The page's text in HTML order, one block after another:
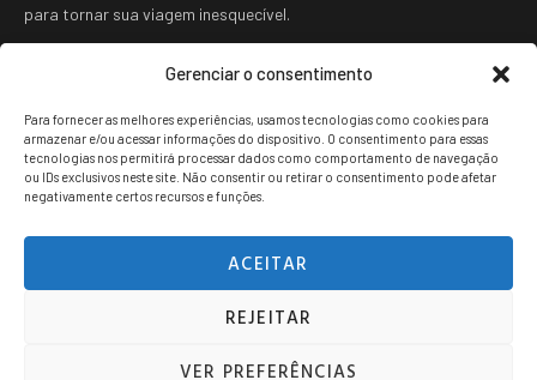
Gerenciar o consentimento
Para fornecer as melhores experiências, usamos tecnologias como cookies para
armazenar e/ou acessar informações do dispositivo. O consentimento para essas
tecnologias nos permitirá processar dados como comportamento de navegação
ou IDs exclusivos neste site. Não consentir ou retirar o consentimento pode afetar
negativamente certos recursos e funções.
ACEITAR
REJEITAR
VER PREFERÊNCIAS
para tornar sua viagem inesquecível.
ENVIAR
Viagem jovem copyright © 2024. Todos os direitos reservados.